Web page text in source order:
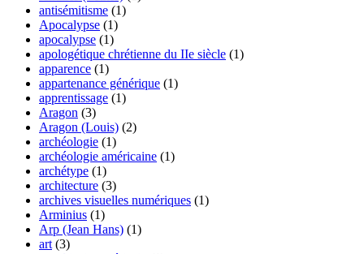
antisémitisme (1)
Apocalypse (1)
apocalypse (1)
apologétique chrétienne du IIe siècle (1)
apparence (1)
appartenance générique (1)
apprentissage (1)
Aragon (3)
Aragon (Louis) (2)
archéologie (1)
archéologie américaine (1)
archétype (1)
architecture (3)
archives visuelles numériques (1)
Arminius (1)
Arp (Jean Hans) (1)
art (3)